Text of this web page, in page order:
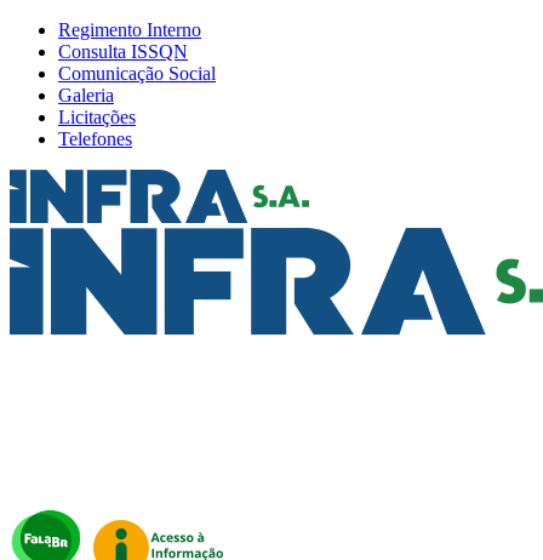
Regimento Interno
Consulta ISSQN
Comunicação Social
Galeria
Licitações
Telefones